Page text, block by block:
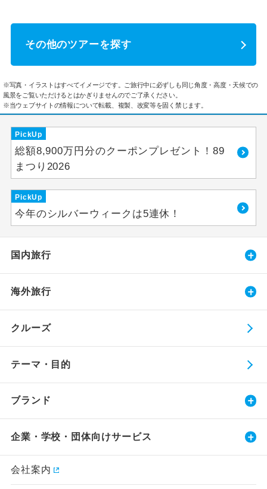
その他のツアーを探す
※写真・イラストはすべてイメージです。ご旅行中に必ずしも同じ角度・高度・天候での
風景をご覧いただけるとはかぎりませんのでご了承ください。
※当ウェブサイトの情報について転載、複製、改変等を固く禁じます。
PickUp
総額8,900万円分のクーポンプレゼント！89
まつり2026
PickUp
今年のシルバーウィークは5連休！
国内旅行
海外旅行
クルーズ
テーマ・目的
ブランド
企業・学校・団体向けサービス
会社案内